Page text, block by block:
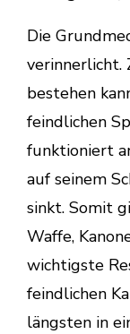
Die
verinnerlicht.
bestehen
feindlichen
funktioniert
auf seinem
sinkt. Somit
Waffe,
wichtigste
feindlichen
längsten in